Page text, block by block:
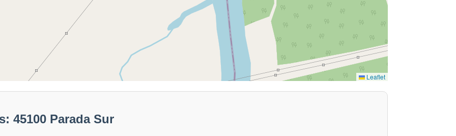
Leaflet
45100 Parada Sur